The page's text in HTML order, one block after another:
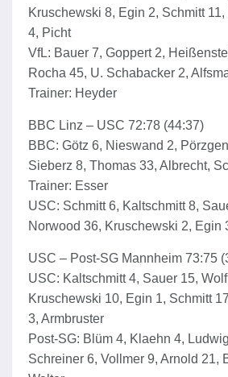
Kruschewski 8, Egin 2, Schmitt 11,
4, Picht
VfL: Bauer 7, Goppert 2,
Rocha 45, U. Schabacker 2,
Trainer: Heyder
BBC Linz – USC 72:78 (44:37)
BBC: Götz 6, Nieswand 2,
Sieberz 8, Thomas 33, Albrecht,
Trainer: Esser
USC: Schmitt 6, Kaltschmitt 8,
Norwood 36, Kruschewski 2, Egin
USC – Post-SG Mannheim 73:75
USC: Kaltschmitt 4, Sauer 15,
Kruschewski 10, Egin 1, Schmitt
3, Armbruster
Post-SG: Blüm 4, Klaehn 4,
Schreiner 6, Vollmer 9, Arnold 21,